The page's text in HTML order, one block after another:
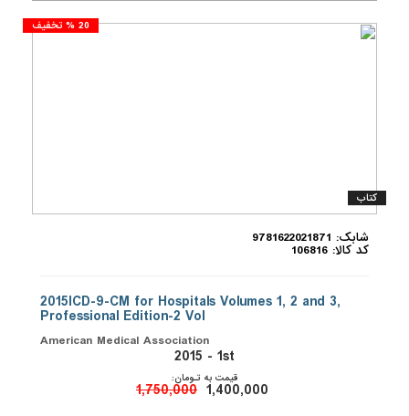
کتاب
20 % تخفیف
شابک: 9781622021871
کد کالا: 106816
2015ICD-9-CM for Hospitals Volumes 1, 2 and 3,
Professional Edition-2 Vol
American Medical Association
2015 - 1st
قیمت به تـومان:
1,400,000
1,750,000